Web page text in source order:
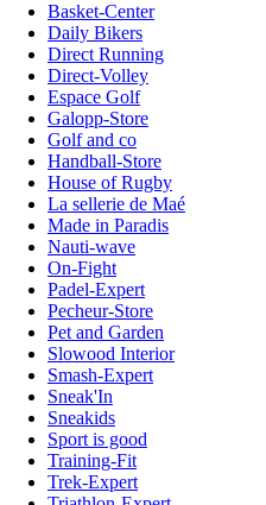
Basket-Center
Daily Bikers
Direct Running
Direct-Volley
Espace Golf
Galopp-Store
Golf and co
Handball-Store
House of Rugby
La sellerie de Maé
Made in Paradis
Nauti-wave
On-Fight
Padel-Expert
Pecheur-Store
Pet and Garden
Slowood Interior
Smash-Expert
Sneak'In
Sneakids
Sport is good
Training-Fit
Trek-Expert